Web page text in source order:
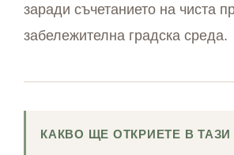
заради съчетанието на чиста
забележителна градска среда.
КАКВО ЩЕ ОТКРИЕТЕ В ТАЗИ